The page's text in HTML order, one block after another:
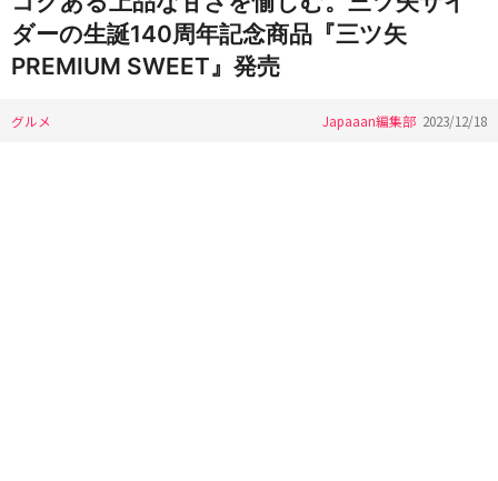
ダーの生誕140周年記念商品『三ツ矢
PREMIUM SWEET』発売
グルメ Japaaan編集部 2023/12/18